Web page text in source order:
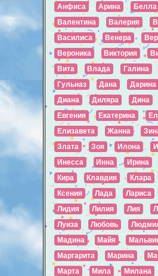
Анфиса
Арина
Белла
Валентина
Валерия
Василиса
Венера
Вероника
Виктория
Вита
Влада Галина
Гульназ
Дана Дарина
Диана
Диляра Дина
Евгения
Екатерина
Елизавета
Жанна
Злата
Зоя Илона
Инесса
Инна Ирина
Кира
Клавдия Клара
Ксения
Лада Лариса
Лидия
Лилия Лия
Луиза
Любовь
Мадина
Майя
Маргарита
Марина
Марта
Мила Милана